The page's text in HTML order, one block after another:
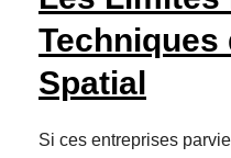
Techniques
Spatial
Si ces entreprises